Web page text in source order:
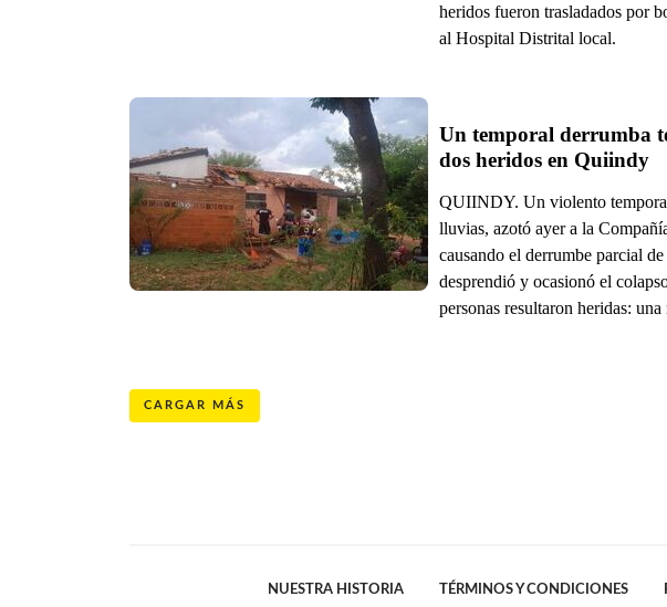
heridos fueron trasladados por
al Hospital Distrital local.
Un temporal derrumba
dos heridos en Quiindy
QUIINDY. Un violento
lluvias, azotó ayer a la
causando el derrumbe parcial
desprendió y ocasionó el
personas resultaron heridas:
CARGAR MÁS
NUESTRA HISTORIA TÉRMINOS Y CONDICIONES